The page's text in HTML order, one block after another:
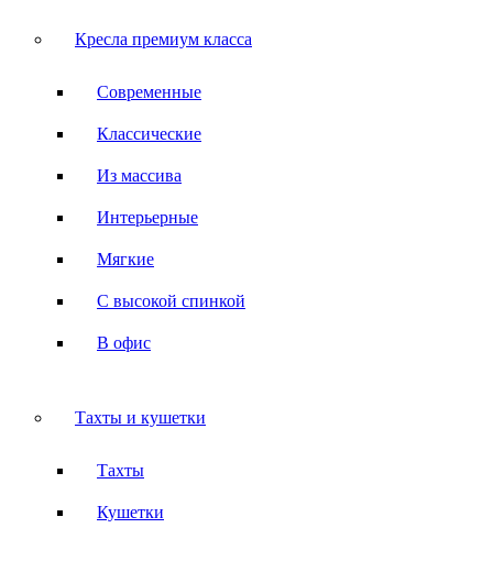
Кресла премиум класса
Современные
Классические
Из массива
Интерьерные
Мягкие
С высокой спинкой
В офис
Тахты и кушетки
Тахты
Кушетки